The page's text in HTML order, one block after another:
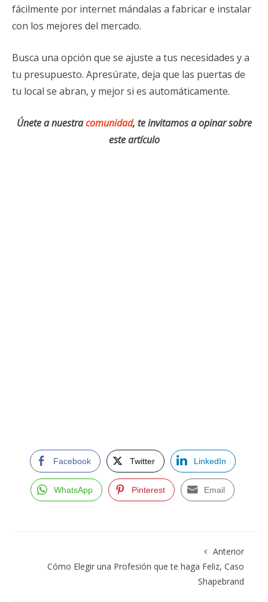
fácilmente por internet mándalas a fabricar e instalar
con los mejores del mercado.
Busca una opción que se ajuste a tus necesidades y a
tu presupuesto. Apresúrate, deja que las puertas de
tu local se abran, y mejor si es automáticamente.
Únete a nuestracomunidad, te invitamos a opinar sobre
este artículo
Facebook Twitter LinkedIn
WhatsApp Pinterest Email
Anterior
Cómo Elegir una Profesión que te haga Feliz, Caso
Shapebrand